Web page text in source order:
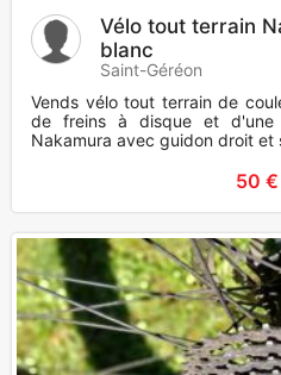
Vélo tout terrain
blanc
Saint-Géréon
Vends vélo tout terrain de
de freins à disque et d'une
Nakamura avec guidon droit et
50 €